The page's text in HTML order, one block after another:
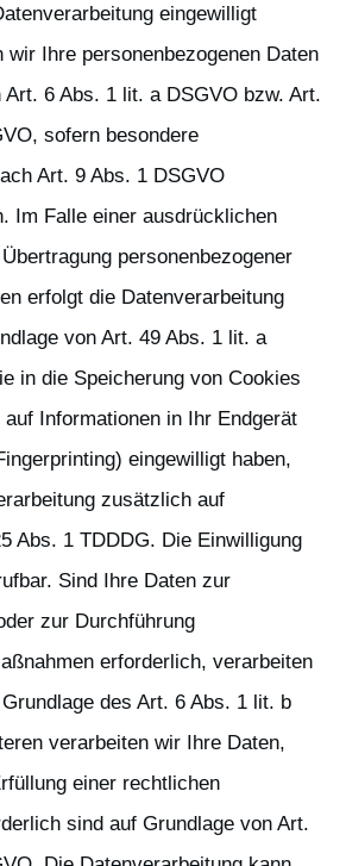
eingewilligt
wir Ihre personenbezogenen Daten
Art. 6 Abs. 1 lit. a DSGVO bzw. Art.
sofern besondere
Art. 9 Abs. 1 DSGVO
Im Falle einer ausdrücklichen
personenbezogener
erfolgt die Datenverarbeitung
von Art. 49 Abs. 1 lit. a
in die Speicherung von Cookies
Informationen in Ihr Endgerät
eingewilligt haben,
zusätzlich auf
Abs. 1 TDDDG. Die Einwilligung
Sind Ihre Daten zur
zur Durchführung
erforderlich, verarbeiten
des Art. 6 Abs. 1 lit. b
verarbeiten wir Ihre Daten,
einer rechtlichen
sind auf Grundlage von Art.